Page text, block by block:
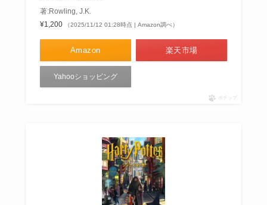
著:Rowling, J.K.
¥1,200
（2025/11/12 01:28時点 | Amazon調べ）
Amazon 楽天市場
Yahooショッピング
ポチップ